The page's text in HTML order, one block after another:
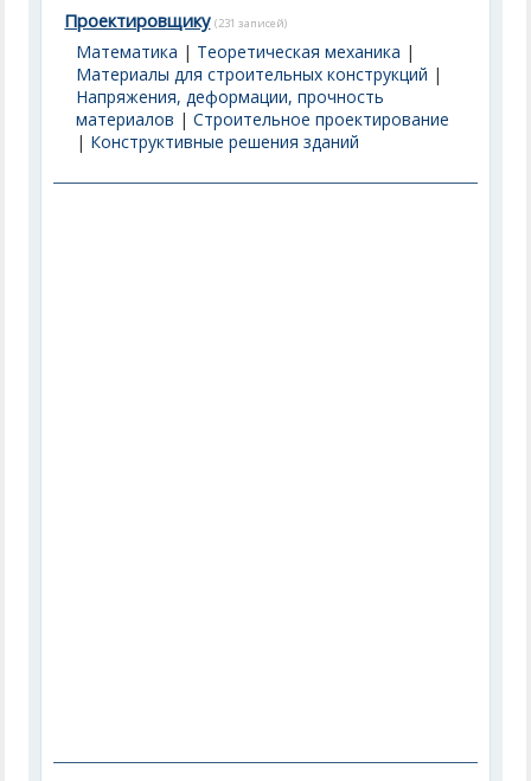
Проектировщику (231 записей)
Математика | Теоретическая механика |
Материалы для строительных конструкций |
Напряжения, деформации, прочность
материалов |Строительное проектирование
| Конструктивные решения зданий